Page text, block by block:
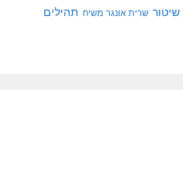
שיטור שרית אונגר משיח תהילים